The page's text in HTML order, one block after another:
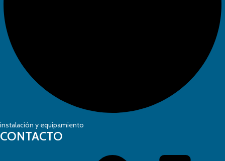
instalación y equipamiento
CONTACTO